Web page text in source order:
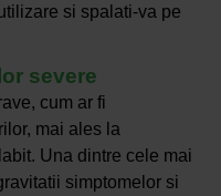
si spalati-va pe
severe
cum ar fi
mai ales la
Una dintre cele mai
simptomelor si